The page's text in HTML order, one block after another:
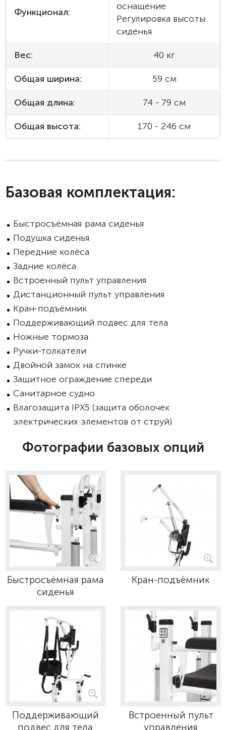
Функционал:
оснащение
Регулировка высоты
сиденья
Вес: 40 кг
Общая ширина: 59 см
Общая длина: 74 - 79 см
Общая высота: 170 - 246 см
Базовая комплектация:
Быстросъёмная рама сиденья
Подушка сиденья
Передние колёса
Задние колёса
Встроенный пульт управления
Дистанционный пульт управления
Кран-подъёмник
Поддерживающий подвес для тела
Ножные тормоза
Ручки-толкатели
Двойной замок на спинке
Защитное ограждение спереди
Санитарное судно
Влагозащита IPX5 (защита оболочек
электрических элементов от струй)
Фотографии базовых опций
Быстросъёмная рама
сиденья
Кран-подъёмник
Поддерживающий
подвес для тела
Встроенный пульт
управления